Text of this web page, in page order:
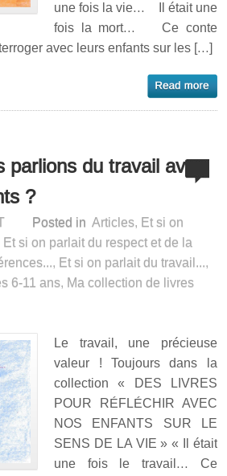
une fois la vie… Il était une
fois la mort… Ce conte
avec leurs enfants sur les […]
parlions du travail avec
?
Posted in Articles, Et si on
Et si on parlait du respect et de la
, Et si on parlait du travail...,
6-11 ans, Ma collection de livres
Le travail, une précieuse
valeur ! Toujours dans la
collection « DES LIVRES
POUR RÉFLÉCHIR AVEC
NOS ENFANTS SUR LE
SENS DE LA VIE » « Il était
une fois le travail… Ce